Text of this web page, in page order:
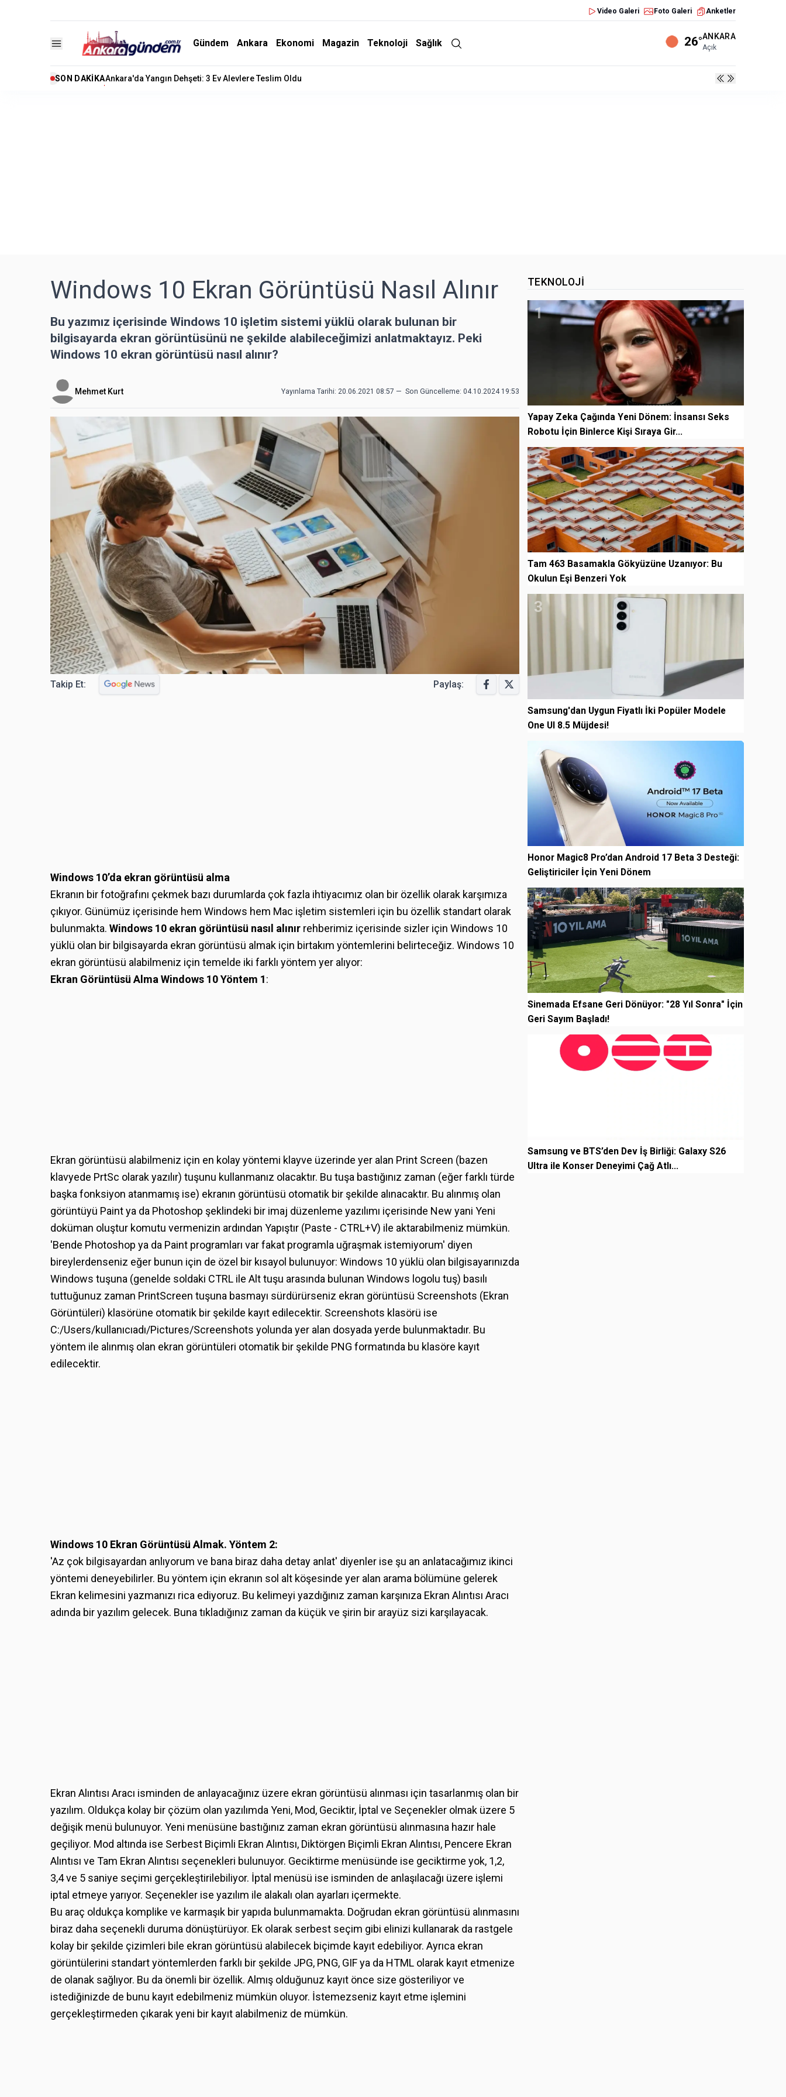
Video Galeri Foto Galeri Anketler
Gündem Ankara Ekonomi Magazin Teknoloji Sağlık 26°ANKARA
Açık
SON DAKIKAAnkara'da Yangın Dehşeti: 3 Ev Alevlere Teslim Oldu
Windows 10 Ekran Görüntüsü Nasıl Alınır
Bu yazımız içerisinde Windows 10 işletim sistemi yüklü olarak bulunan bir
bilgisayarda ekran görüntüsünü ne şekilde alabileceğimizi anlatmaktayız. Peki
Windows 10 ekran görüntüsü nasıl alınır?
Mehmet Kurt Yayınlama Tarihi: 20.06.2021 08:57 — Son Güncelleme: 04.10.2024 19:53
Takip Et: Paylaş:
Windows 10’da ekran görüntüsü alma
Ekranın bir fotoğrafını çekmek bazı durumlarda çok fazla ihtiyacımız olan bir özellik olarak karşımıza
çıkıyor. Günümüz içerisinde hem Windows hem Mac işletim sistemleri için bu özellik standart olarak
bulunmakta. Windows 10 ekran görüntüsü nasıl alınır rehberimiz içerisinde sizler için Windows 10
yüklü olan bir bilgisayarda ekran görüntüsü almak için birtakım yöntemlerini belirteceğiz. Windows 10
ekran görüntüsü alabilmeniz için temelde iki farklı yöntem yer alıyor:
Ekran Görüntüsü Alma Windows 10Yöntem 1:
Ekran görüntüsü alabilmeniz için en kolay yöntemi klayve üzerinde yer alan Print Screen (bazen
klavyede PrtSc olarak yazılır) tuşunu kullanmanız olacaktır. Bu tuşa bastığınız zaman (eğer farklı türde
başka fonksiyon atanmamış ise) ekranın görüntüsü otomatik bir şekilde alınacaktır. Bu alınmış olan
görüntüyü Paint ya da Photoshop şeklindeki bir imaj düzenleme yazılımı içerisinde New yani Yeni
doküman oluştur komutu vermenizin ardından Yapıştır (Paste - CTRL+V) ile aktarabilmeniz mümkün.
'Bende Photoshop ya da Paint programları var fakat programla uğraşmak istemiyorum' diyen
bireylerdenseniz eğer bunun için de özel bir kısayol bulunuyor: Windows 10 yüklü olan bilgisayarınızda
Windows tuşuna (genelde soldaki CTRL ile Alt tuşu arasında bulunan Windows logolu tuş) basılı
tuttuğunuz zaman PrintScreen tuşuna basmayı sürdürürseniz ekran görüntüsü Screenshots (Ekran
Görüntüleri) klasörüne otomatik bir şekilde kayıt edilecektir. Screenshots klasörü ise
C:/Users/kullanıcıadı/Pictures/Screenshots yolunda yer alan dosyada yerde bulunmaktadır. Bu
yöntem ile alınmış olan ekran görüntüleri otomatik bir şekilde PNG formatında bu klasöre kayıt
edilecektir.
Windows 10 Ekran Görüntüsü Almak. Yöntem 2:
'Az çok bilgisayardan anlıyorum ve bana biraz daha detay anlat' diyenler ise şu an anlatacağımız ikinci
yöntemi deneyebilirler. Bu yöntem için ekranın sol alt köşesinde yer alan arama bölümüne gelerek
Ekran kelimesini yazmanızı rica ediyoruz. Bu kelimeyi yazdığınız zaman karşınıza Ekran Alıntısı Aracı
adında bir yazılım gelecek. Buna tıkladığınız zaman da küçük ve şirin bir arayüz sizi karşılayacak.
Ekran Alıntısı Aracı isminden de anlayacağınız üzere ekran görüntüsü alınması için tasarlanmış olan bir
yazılım. Oldukça kolay bir çözüm olan yazılımda Yeni, Mod, Geciktir, İptal ve Seçenekler olmak üzere 5
değişik menü bulunuyor. Yeni menüsüne bastığınız zaman ekran görüntüsü alınmasına hazır hale
geçiliyor. Mod altında ise Serbest Biçimli Ekran Alıntısı, Diktörgen Biçimli Ekran Alıntısı, Pencere Ekran
Alıntısı ve Tam Ekran Alıntısı seçenekleri bulunuyor. Geciktirme menüsünde ise geciktirme yok, 1,2,
3,4 ve 5 saniye seçimi gerçekleştirilebiliyor. İptal menüsü ise isminden de anlaşılacağı üzere işlemi
iptal etmeye yarıyor. Seçenekler ise yazılım ile alakalı olan ayarları içermekte.
Bu araç oldukça komplike ve karmaşık bir yapıda bulunmamakta. Doğrudan ekran görüntüsü alınmasını
biraz daha seçenekli duruma dönüştürüyor. Ek olarak serbest seçim gibi elinizi kullanarak da rastgele
kolay bir şekilde çizimleri bile ekran görüntüsü alabilecek biçimde kayıt edebiliyor. Ayrıca ekran
görüntülerini standart yöntemlerden farklı bir şekilde JPG, PNG, GIF ya da HTML olarak kayıt etmenize
de olanak sağlıyor. Bu da önemli bir özellik. Almış olduğunuz kayıt önce size gösteriliyor ve
istediğinizde de bunu kayıt edebilmeniz mümkün oluyor. İstemezseniz kayıt etme işlemini
gerçekleştirmeden çıkarak yeni bir kayıt alabilmeniz de mümkün.
TEKNOLOJI
1
Yapay Zeka Çağında Yeni Dönem: İnsansı Seks
Robotu İçin Binlerce Kişi Sıraya Gir...
2
Tam 463 Basamakla Gökyüzüne Uzanıyor: Bu
Okulun Eşi Benzeri Yok
3
Samsung'dan Uygun Fiyatlı İki Popüler Modele
One UI 8.5 Müjdesi!
4
Honor Magic8 Pro’dan Android 17 Beta 3 Desteği:
Geliştiriciler İçin Yeni Dönem
5
Sinemada Efsane Geri Dönüyor: "28 Yıl Sonra" İçin
Geri Sayım Başladı!
Samsung ve BTS’den Dev İş Birliği: Galaxy S26
Ultra ile Konser Deneyimi Çağ Atlı...